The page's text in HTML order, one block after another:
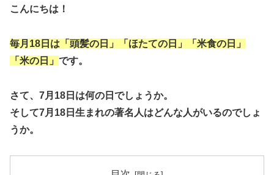
こんにちは！
毎月18日は「頭髪の日」「ほたての日」「米食の日」
「米の日」 です。
さて、7月18日は何の日でしょうか。
そして7月18日生まれの著名人はどんな人がいるのでしょ
うか。